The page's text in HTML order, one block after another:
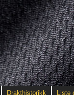
Drakthistorikk Liste